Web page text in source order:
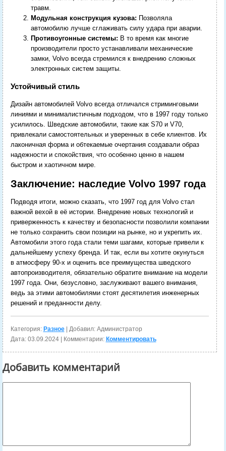
травм.
Модульная конструкция кузова: Позволяла
автомобилю лучше сглаживать силу удара при аварии.
Противоугонные системы: В то время как многие
производители просто устанавливали механические
замки, Volvo всегда стремился к внедрению сложных
электронных систем защиты.
Устойчивый стиль
Дизайн автомобилей Volvo всегда отличался стриминговыми
линиями и минималистичным подходом, что в 1997 году только
усилилось. Шведские автомобили, такие как S70 и V70,
привлекали самостоятельных и уверенных в себе клиентов. Их
лаконичная форма и обтекаемые очертания создавали образ
надежности и спокойствия, что особенно ценно в нашем
быстром и хаотичном мире.
Заключение: наследие Volvo 1997 года
Подводя итоги, можно сказать, что 1997 год для Volvo стал
важной вехой в её истории. Внедрение новых технологий и
приверженность к качеству и безопасности позволили компании
не только сохранить свои позиции на рынке, но и укрепить их.
Автомобили этого года стали теми шагами, которые привели к
дальнейшему успеху бренда. И так, если вы хотите окунуться
в атмосферу 90-х и оценить все преимущества шведского
автопроизводителя, обязательно обратите внимание на модели
1997 года. Они, безусловно, заслуживают вашего внимания,
ведь за этими автомобилями стоят десятилетия инженерных
решений и преданности делу.
Категория: Разное| Добавил: Администратор
Дата: 03.09.2024| Комментарии: Комментировать
Добавить комментарий